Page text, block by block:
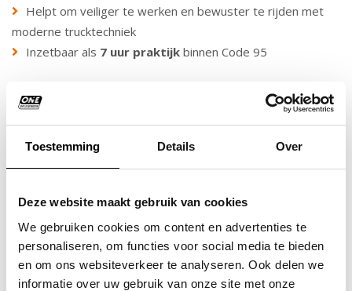
Toestemming Details Over
Deze website maakt gebruik van cookies
We gebruiken cookies om content en advertenties te
personaliseren, om functies voor social media te bieden
en om ons websiteverkeer te analyseren. Ook delen we
informatie over uw gebruik van onze site met onze
Helpt om veiliger te werken en bewuster te rijden met
moderne trucktechniek
Inzetbaar als 7 uur praktijk binnen Code 95
MEER WETEN OVER ONE
OPLEIDINGEN?